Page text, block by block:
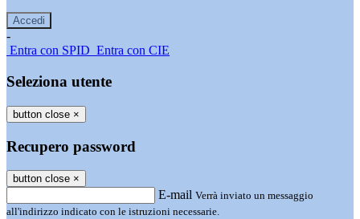
-
Entra con SPID Entra con CIE
Seleziona utente
button close ×
Recupero password
button close ×
E-mail Verrà inviato un messaggio
all'indirizzo indicato con le istruzioni necessarie.